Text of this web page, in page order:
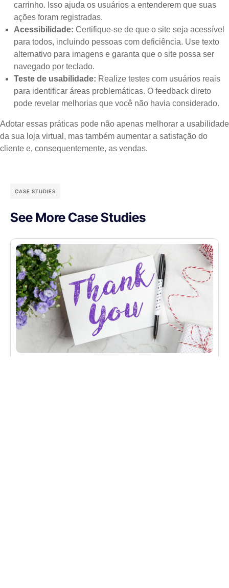
carrinho. Isso ajuda os usuários a entenderem que suas
ações foram registradas.
Acessibilidade: Certifique-se de que o site seja acessível
para todos, incluindo pessoas com deficiência. Use texto
alternativo para imagens e garanta que o site possa ser
navegado por teclado.
Teste de usabilidade: Realize testes com usuários reais
para identificar áreas problemáticas. O feedback direto
pode revelar melhorias que você não havia considerado.
Adotar essas práticas pode não apenas melhorar a usabilidade
da sua loja virtual, mas também aumentar a satisfação do
cliente e, consequentemente, as vendas.
CASE STUDIES
See More Case Studies